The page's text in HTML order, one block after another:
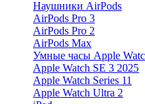
Наушники AirPods
AirPods Pro 3
AirPods Pro 2
AirPods Max
Умные часы Apple
Apple Watch SE 3 2025
Apple Watch Series 11
Apple Watch Ultra 2